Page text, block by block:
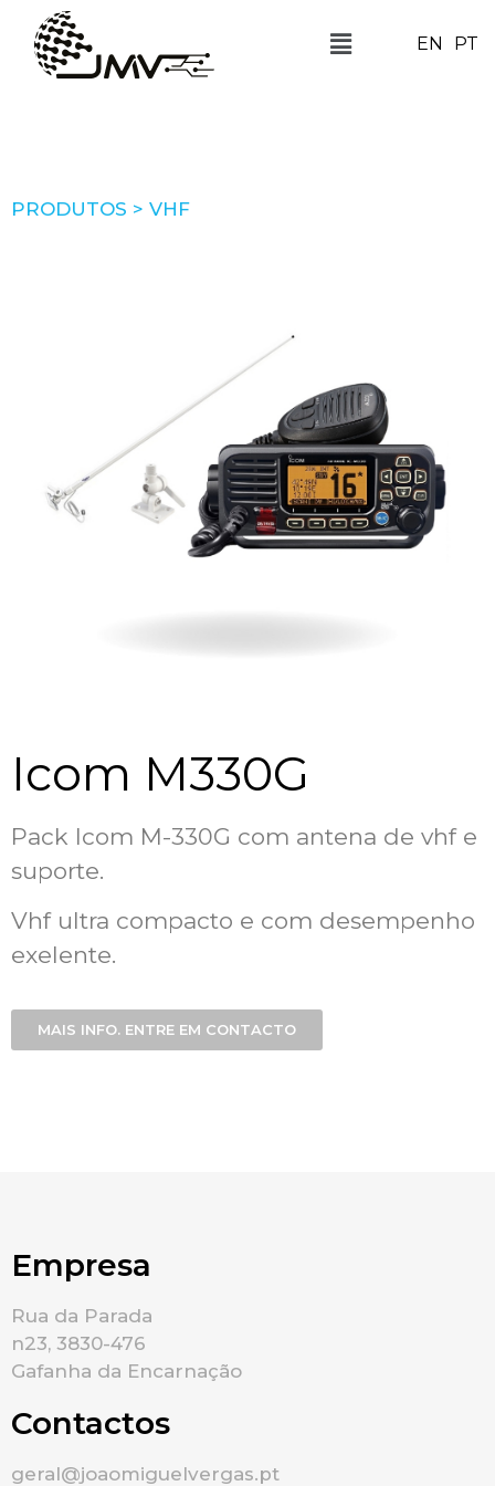
EN PT
PRODUTOS > VHF
Icom M330G
Pack Icom M-330G com antena de vhf e
suporte.
Vhf ultra compacto e com desempenho
exelente.
MAIS INFO. ENTRE EM CONTACTO
Empresa
Rua da Parada
n23, 3830-476
Gafanha da Encarnação
Contactos
geral@joaomiguelvergas.pt